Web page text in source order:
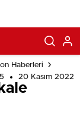
Haberleri
20 Kasım 2022